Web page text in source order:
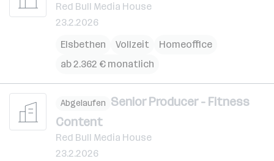
Red Bull Media House
23.2.2026
Elsbethen
Vollzeit
Homeoffice
ab 2.362 € monatlich
Abgelaufen Senior Producer - Fitness
Content
Red Bull Media House
23.2.2026